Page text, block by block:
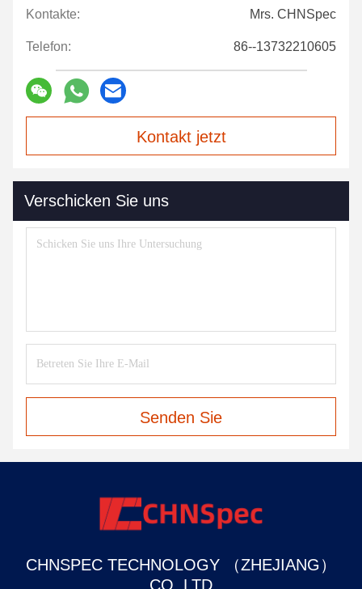
Kontakte: Mrs. CHNSpec
Telefon: 86--13732210605
Kontakt jetzt
Verschicken Sie uns
Senden Sie
CHNSPEC TECHNOLOGY （ZHEJIANG）
CO.,LTD